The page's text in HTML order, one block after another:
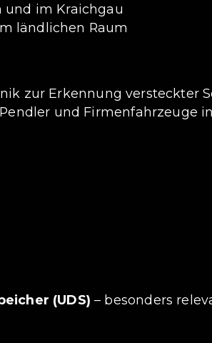
und im Kraichgau
ländlichen Raum
zur Erkennung versteckter
und Firmenfahrzeuge
(UDS) – besonders